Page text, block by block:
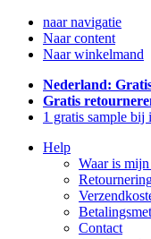
naar navigatie
Naar content
Naar winkelmand
Nederland:
Gratis
1 gratis sample bij
Help
Waar is
Contact